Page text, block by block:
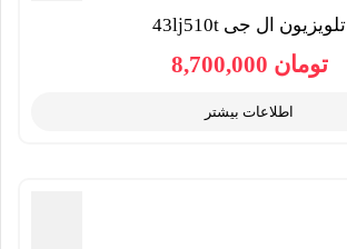
تلویزیون ال جی 43lj510t
تومان
اطلاعات بیشتر